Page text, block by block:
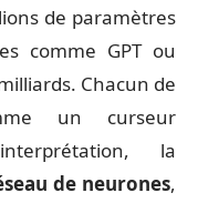
de paramètres
comme GPT ou
Chacun de
un curseur
la
de neurones,